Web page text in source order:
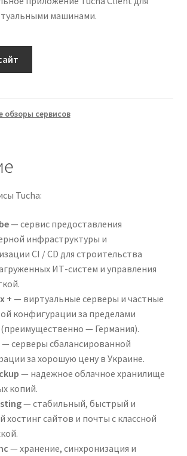
машинами.
обзоры сервисов
Tucha:
— сервис предоставления
инфраструктуры и
CI / CD для строительства
ИТ-систем и управления
+ — виртуальные серверы и частные
конфигурации за пределами
— Германия).
— серверы сбалансированной
за хорошую цену в Украине.
— надежное облачное хранилище
копий.
— стабильный, быстрый и
хостинг сайтов и почты с классной
— хранение, синхронизация и